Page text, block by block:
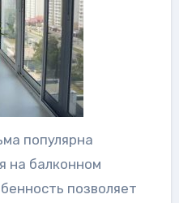
популярна
на балконном
позволяет